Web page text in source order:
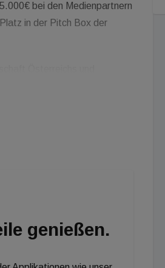
bei den Medienpartnern
in der Pitch Box der
genießen.